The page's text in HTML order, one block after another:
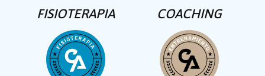
FISIOTERAPIA COACHING